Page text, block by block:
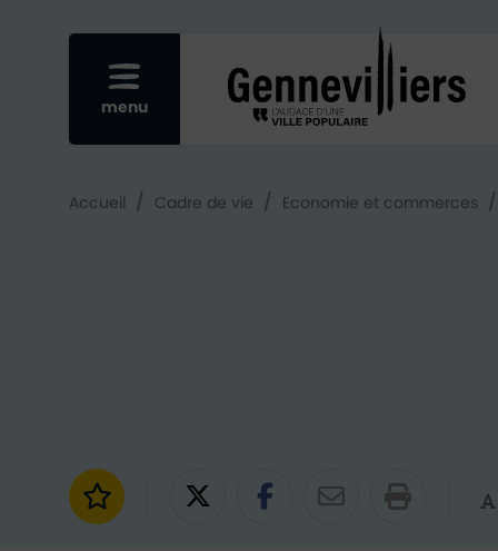
Afficher le menu mobile
menu
Accueil / Cadre de vie / Economie et commerces /
Ajouter aux favoris
Partager sur Twitter
Partager sur
Partager